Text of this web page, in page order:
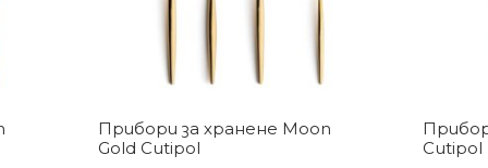
Купи
Прибори за хранене Moon
Gold Cutipol
Cutipol